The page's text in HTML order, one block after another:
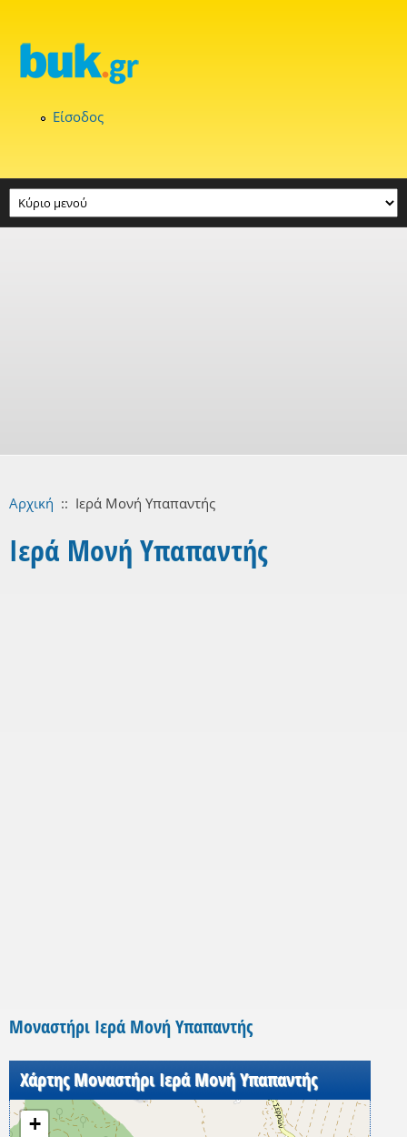
Είσοδος
Αρχική :: Ιερά Μονή Υπαπαντής
Ιερά Μονή Υπαπαντής
Μοναστήρι Ιερά Μονή Υπαπαντής
Χάρτης Μοναστήρι Ιερά Μονή Υπαπαντής
+